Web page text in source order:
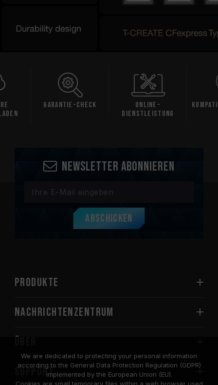
Garantie-Check
Online-
Dienstleistung
Newsletter abonnieren
Abschicken
PRODUKTE
Nachrichtenzentrum
SUPPORT
We are dedicated to protecting your personal information
according to the General Data Protection Regulation (GDPR)
implemented by the European Union (EU).